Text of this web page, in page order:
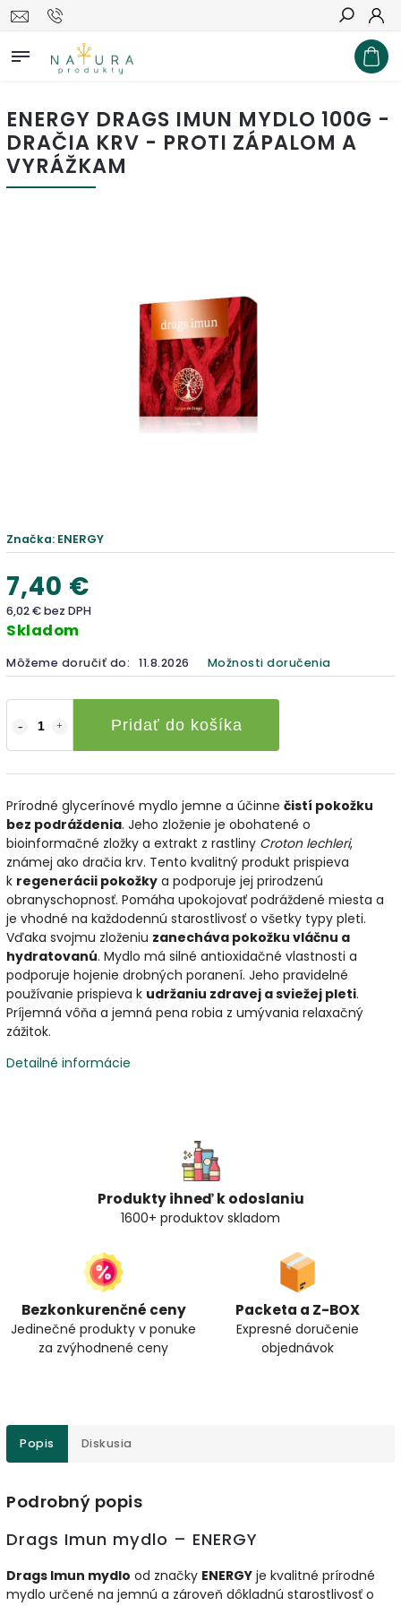
Hľadať
ENERGY DRAGS IMUN MYDLO 100G -
DRAČIA KRV - PROTI ZÁPALOM A
VYRÁŽKAM
Značka: ENERGY
7,40 €
6,02 € bez DPH
Skladom
Môžeme doručiť do: 11.8.2026 Možnosti doručenia
Pridať do košíka
Prírodné glycerínové mydlo jemne a účinne čistí pokožku
bez podráždenia. Jeho zloženie je obohatené o
bioinformačné zložky a extrakt z rastliny Croton lechleri,
známej ako dračia krv. Tento kvalitný produkt prispieva
k regenerácii pokožky a podporuje jej prirodzenú
obranyschopnosť. Pomáha upokojovať podráždené miesta a
je vhodné na každodennú starostlivosť o všetky typy pleti.
Vďaka svojmu zloženiu zanecháva pokožku vláčnu a
hydratovanú. Mydlo má silné antioxidačné vlastnosti a
podporuje hojenie drobných poranení. Jeho pravidelné
používanie prispieva k udržaniu zdravej a sviežej pleti.
Príjemná vôňa a jemná pena robia z umývania relaxačný
zážitok.
Detailné informácie
Produkty ihneď k odoslaniu
1600+ produktov skladom
Bezkonkurenčné ceny
Jedinečné produkty v ponuke
za zvýhodnené ceny
Packeta a Z-BOX
Expresné doručenie
objednávok
Popis Diskusia
Podrobný popis
Drags Imun mydlo – ENERGY
Drags Imun mydlo od značky ENERGY je kvalitné prírodné
mydlo určené na jemnú a zároveň dôkladnú starostlivosť o